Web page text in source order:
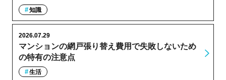
知識
マンションの網戸張り替え費用で失敗しないため
の特有の注意点
2026.07.29
生活